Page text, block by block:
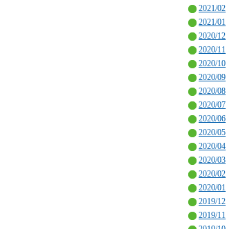
2021/02
2021/01
2020/12
2020/11
2020/10
2020/09
2020/08
2020/07
2020/06
2020/05
2020/04
2020/03
2020/02
2020/01
2019/12
2019/11